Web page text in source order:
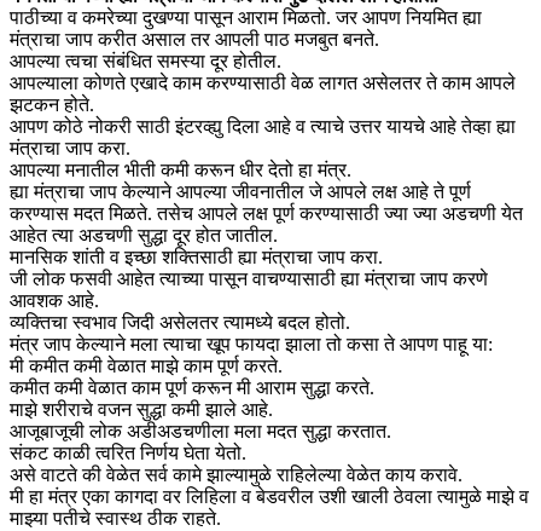
पाठीच्या व कमरेच्या दुखण्या पासून आराम मिळतो. जर आपण नियमित ह्या
मंत्राचा जाप करीत असाल तर आपली पाठ मजबुत बनते.
आपल्या त्वचा संबंधित समस्या दूर होतील.
आपल्याला कोणते एखादे काम करण्यासाठी वेळ लागत असेलतर ते काम आपले
झटकन होते.
आपण कोठे नोकरी साठी इंटरव्ह्यु दिला आहे व त्याचे उत्तर यायचे आहे तेव्हा ह्या
मंत्राचा जाप करा.
आपल्या मनातील भीती कमी करून धीर देतो हा मंत्र.
ह्या मंत्राचा जाप केल्याने आपल्या जीवनातील जे आपले लक्ष आहे ते पूर्ण
करण्यास मदत मिळते. तसेच आपले लक्ष पूर्ण करण्यासाठी ज्या ज्या अडचणी येत
आहेत त्या अडचणी सुद्धा दूर होत जातील.
मानसिक शांती व इच्छा शक्तिसाठी ह्या मंत्राचा जाप करा.
जी लोक फसवी आहेत त्याच्या पासून वाचण्यासाठी ह्या मंत्राचा जाप करणे
आवशक आहे.
व्यक्तिचा स्वभाव जिदी असेलतर त्यामध्ये बदल होतो.
मंत्र जाप केल्याने मला त्याचा खूप फायदा झाला तो कसा ते आपण पाहू या:
मी कमीत कमी वेळात माझे काम पूर्ण करते.
कमीत कमी वेळात काम पूर्ण करून मी आराम सुद्धा करते.
माझे शरीराचे वजन सुद्धा कमी झाले आहे.
आजूबाजूची लोक अडीअडचणीला मला मदत सुद्धा करतात.
संकट काळी त्वरित निर्णय घेता येतो.
असे वाटते की वेळेत सर्व कामे झाल्यामुळे राहिलेल्या वेळेत काय करावे.
मी हा मंत्र एका कागदा वर लिहिला व बेडवरील उशी खाली ठेवला त्यामुळे माझे व
माझ्या पतीचे स्वास्थ ठीक राहते.